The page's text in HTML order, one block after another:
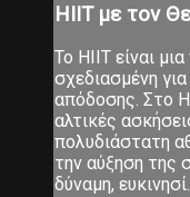
HIIT με τον
Το ΗΙΙΤ είναι
σχεδιασμένη
απόδοσης. Στο
αλτικές
πολυδιάστατη
την αύξηση της
δύναμη,